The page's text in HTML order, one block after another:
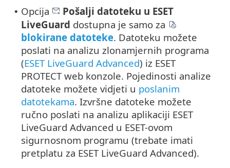
• Opcija
Pošalji datoteku u ESET
LiveGuard dostupna je samo za
blokirane datoteke. Datoteku možete
poslati na analizu zlonamjernih programa
(ESET LiveGuard Advanced) iz ESET
PROTECT web konzole. Pojedinosti analize
datoteke možete vidjeti u poslanim
datotekama. Izvršne datoteke možete
ručno poslati na analizu aplikaciji ESET
LiveGuard Advanced u ESET-ovom
sigurnosnom programu (trebate imati
pretplatu za ESET LiveGuard Advanced).